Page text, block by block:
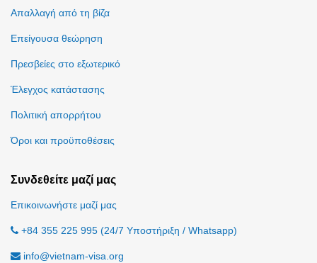
Απαλλαγή από τη βίζα
Επείγουσα θεώρηση
Πρεσβείες στο εξωτερικό
Έλεγχος κατάστασης
Πολιτική απορρήτου
Όροι και προϋποθέσεις
Συνδεθείτε μαζί μας
Επικοινωνήστε μαζί μας
+84 355 225 995 (24/7 Υποστήριξη / Whatsapp)
info@vietnam-visa.org